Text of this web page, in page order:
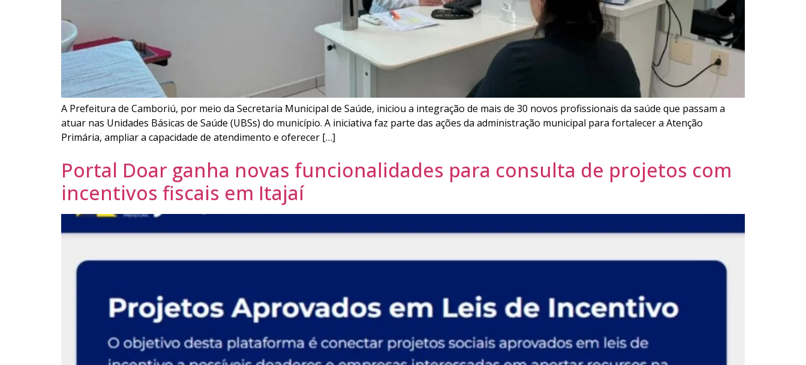
A Prefeitura de Camboriú, por meio da Secretaria Municipal de Saúde, iniciou a integração de mais de 30 novos profissionais da saúde que passam a
atuar nas Unidades Básicas de Saúde (UBSs) do município. A iniciativa faz parte das ações da administração municipal para fortalecer a Atenção
Primária, ampliar a capacidade de atendimento e oferecer […]
Portal Doar ganha novas funcionalidades para consulta de projetos com
incentivos fiscais em Itajaí